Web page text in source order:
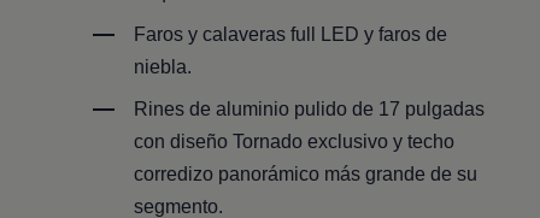
Faros y calaveras full LED y faros de
niebla.
Rines de aluminio pulido de 17 pulgadas
con diseño Tornado exclusivo y techo
corredizo panorámico más grande de su
segmento.